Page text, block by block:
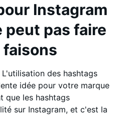
Instagram
peut pas faire
faisons
des hashtags
idée pour votre marque
que les hashtags
sur Instagram, et c'est la